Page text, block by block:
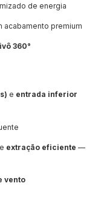
de energia
acabamento premium
360°
e entrada inferior
e extração eficiente —
vento